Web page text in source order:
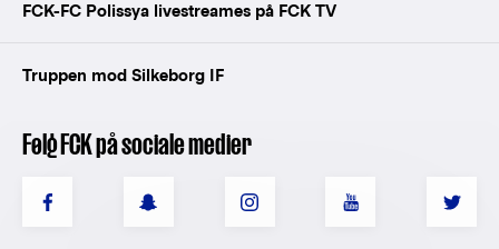
FCK-FC Polissya livestreames på FCK TV
Truppen mod Silkeborg IF
Følg FCK på sociale medier